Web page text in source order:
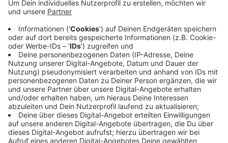
Anzeige
Die Urnen stehen schon, heute steht bei Ford die
Urabstimmung an, darüber, wie der Arbeitskampf in den
nächsten Wochen aussehen soll. Auch ein
unbefristeter Streik ist nicht vom Tisch. Bis Ende
2027 will Ford fast 3000 Stellen streichen, die
Arbeitnehmervertreter fordern deshalb einen
Sozialtarifvertrag mit hohen Abfindungen. Die
Gewerkschaften wollen mit Streiks Druck auf die
Arbeitgeber ausüben, die den Entwurf zuletzt